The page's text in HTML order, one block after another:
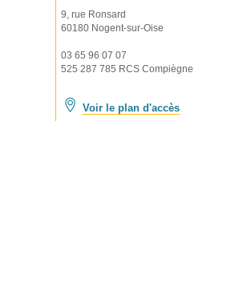
9, rue Ronsard
60180 Nogent-sur-Oise
03 65 96 07 07
525 287 785 RCS Compiègne
Voir le plan d'accès